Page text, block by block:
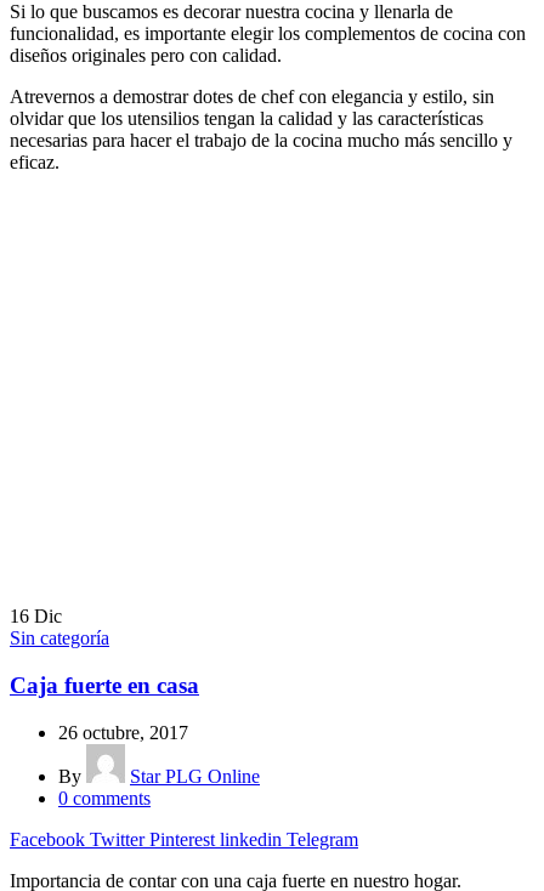
Si lo que buscamos es decorar nuestra cocina y llenarla de
funcionalidad, es importante elegir los complementos de cocina con
diseños originales pero con calidad.
Atrevernos a demostrar dotes de chef con elegancia y estilo, sin
olvidar que los utensilios tengan la calidad y las características
necesarias para hacer el trabajo de la cocina mucho más sencillo y
eficaz.
16 Dic
Sin categoría
Caja fuerte en casa
26 octubre, 2017
By
Star PLG Online
0 comments
Facebook Twitter Pinterest linkedin Telegram
Importancia de contar con una caja fuerte en nuestro hogar.